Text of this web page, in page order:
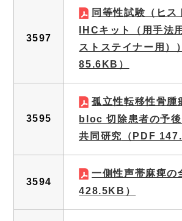
3597
同等性試験（ヒス
IHCキット（用手法
ストステイナー用））
85.6KB）
3595
孤立性転移性骨腫
bloc 切除患者の予後
共同研究
（PDF
3594
一側性声帯麻痺の
428.5KB）